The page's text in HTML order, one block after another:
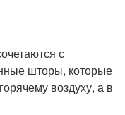
с
шторы, которые
воздуху, а в